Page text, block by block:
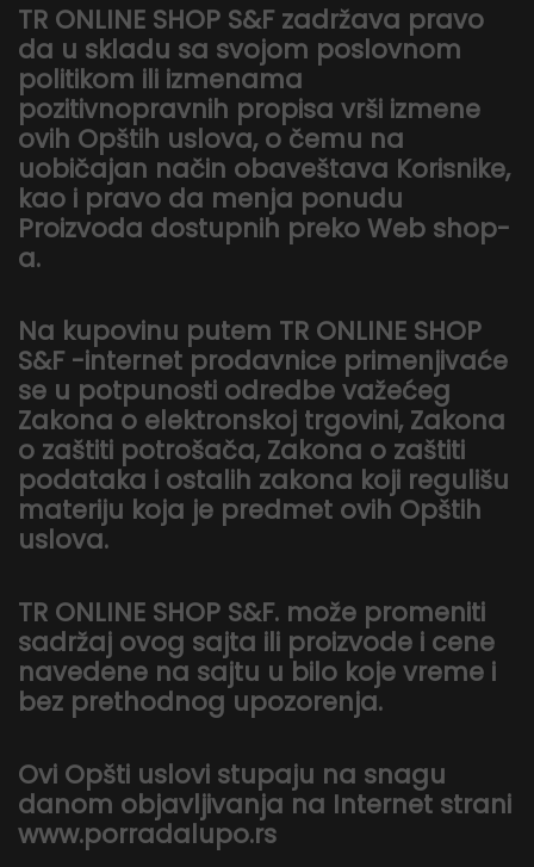
TR ONLINE SHOP S&F zadržava pravo
da u skladu sa svojom poslovnom
politikom ili izmenama
pozitivnopravnih propisa vrši izmene
ovih Opštih uslova, o čemu na
uobičajan način obaveštava Korisnike,
kao i pravo da menja ponudu
Proizvoda dostupnih preko Web shop-
a.
Na kupovinu putem TR ONLINE SHOP
S&F -internet prodavnice primenjivaće
se u potpunosti odredbe važećeg
Zakona o elektronskoj trgovini, Zakona
o zaštiti potrošača, Zakona o zaštiti
podataka i ostalih zakona koji regulišu
materiju koja je predmet ovih Opštih
uslova.
TR ONLINE SHOP S&F. može promeniti
sadržaj ovog sajta ili proizvode i cene
navedene na sajtu u bilo koje vreme i
bez prethodnog upozorenja.
Ovi Opšti uslovi stupaju na snagu
danom objavljivanja na Internet strani
www.porradalupo.rs